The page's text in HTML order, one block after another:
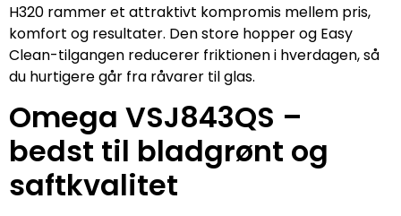
H320 rammer et attraktivt kompromis mellem pris,
komfort og resultater. Den store hopper og Easy
Clean-tilgangen reducerer friktionen i hverdagen, så
du hurtigere går fra råvarer til glas.
Omega VSJ843QS –
bedst til bladgrønt og
saftkvalitet